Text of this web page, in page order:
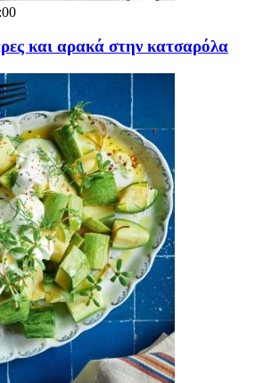
και αρακά στην κατσαρόλα